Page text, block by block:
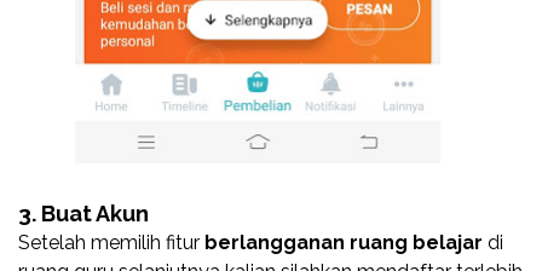
3. Buat Akun
Setelah memilih fitur berlangganan ruang belajar di